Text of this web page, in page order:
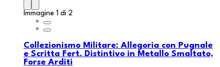
Immagine 1 di 2
Collezionismo Militare: Allegoria con Pugnale
e Scritta Fert. Distintivo in Metallo Smaltato,
Forse Arditi